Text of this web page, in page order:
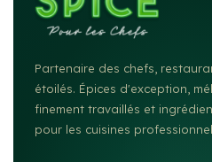
Partenaire des chefs,
étoilés. Épices d'exception,
finement travaillés et
pour les cuisines